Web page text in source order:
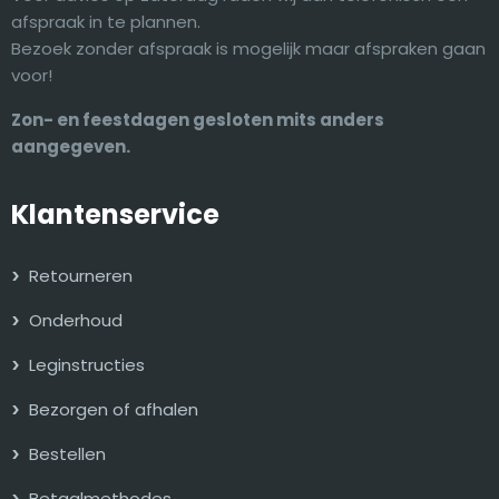
afspraak in te plannen.
Bezoek zonder afspraak is mogelijk maar afspraken gaan
voor!
Zon- en feestdagen gesloten mits anders
aangegeven.
Klantenservice
Retourneren
Onderhoud
Leginstructies
Bezorgen of afhalen
Bestellen